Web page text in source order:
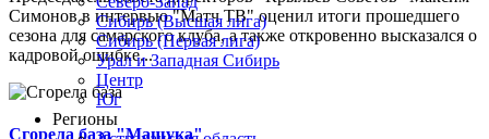
Симонов в интервью "Матч ТВ" оценил итоги прошедшего
сезона для самарского клуба, а также откровенно высказался о
кадровой ошибке...
Сгорела база "Машука"
Сибирь (Высшая лига)
Сибирь (Первая лига)
Урал и Западная Сибирь
Центр
Юг
Регионы